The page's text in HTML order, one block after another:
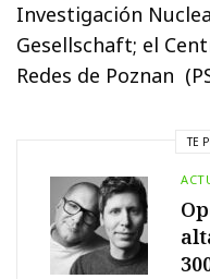
Investigación
Gesellschaft; el
Redes de Poznan
TE